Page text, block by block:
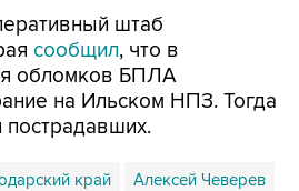
штаб
сообщил, что в
обломков БПЛА
на Ильском НПЗ. Тогда
пострадавших.
край Алексей Чеверев